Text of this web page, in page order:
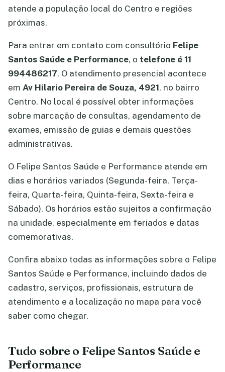
atende a população local do Centro e regiões
próximas.
Para entrar em contato com consultório Felipe
Santos Saúde e Performance, o telefone é 11
994486217. O atendimento presencial acontece
em Av Hilario Pereira de Souza, 4921, no bairro
Centro. No local é possível obter informações
sobre marcação de consultas, agendamento de
exames, emissão de guias e demais questões
administrativas.
O Felipe Santos Saúde e Performance atende em
dias e horários variados (Segunda-feira, Terça-
feira, Quarta-feira, Quinta-feira, Sexta-feira e
Sábado). Os horários estão sujeitos a confirmação
na unidade, especialmente em feriados e datas
comemorativas.
Confira abaixo todas as informações sobre o Felipe
Santos Saúde e Performance, incluindo dados de
cadastro, serviços, profissionais, estrutura de
atendimento e a localização no mapa para você
saber como chegar.
Tudo sobre o Felipe Santos Saúde e
Performance